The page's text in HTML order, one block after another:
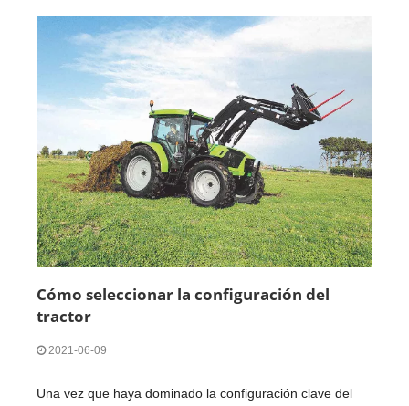
Cómo seleccionar la configuración del
tractor
2021-06-09
Una vez que haya dominado la configuración clave del